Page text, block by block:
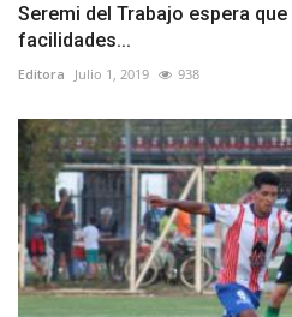
Seremi del Trabajo espera
facilidades...
Editora Julio 1, 2019 938